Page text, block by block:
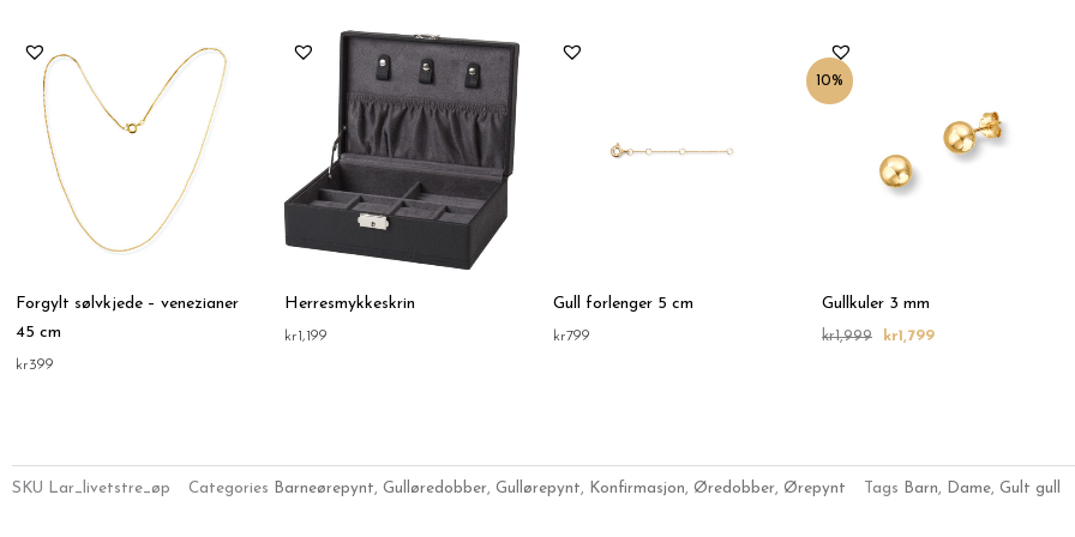
Forgylt sølvkjede – venezianer
45 cm
kr399
Herresmykkeskrin
kr1,199
Gull forlenger 5 cm
kr799
10%
Gullkuler 3 mm
kr1,999 kr1,799
SKU Lar_livetstre_øp Categories Barneørepynt, Gulløredobber, Gullørepynt, Konfirmasjon, Øredobber, Ørepynt Tags Barn, Dame, Gult gull